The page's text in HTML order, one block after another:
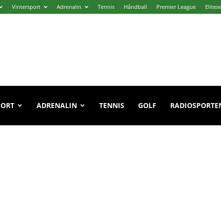
Vintersport Adrenalin Tennis Håndball Premier League
ADRENALIN TENNIS GOLF